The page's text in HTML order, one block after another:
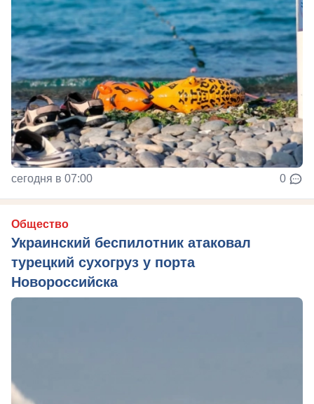
сегодня в 07:00 0
Общество
Украинский беспилотник атаковал
турецкий сухогруз у порта
Новороссийска